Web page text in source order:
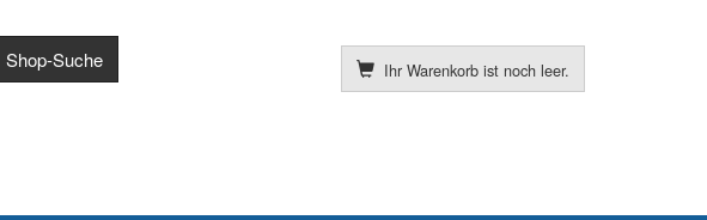
Ihr Warenkorb ist noch leer.